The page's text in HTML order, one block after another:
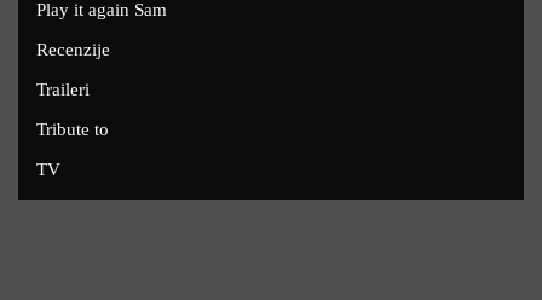
Play it again Sam
Recenzije
Traileri
Tribute to
TV